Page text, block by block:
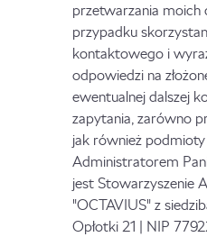
przetwarzania
przypadku
kontaktowego i
odpowiedzi na
ewentualnej dalszej
zapytania, zarówno
jak również podmioty
Administratorem
jest Stowarzyszenie
"OCTAVIUS" z
Opłotki 21 | NIP